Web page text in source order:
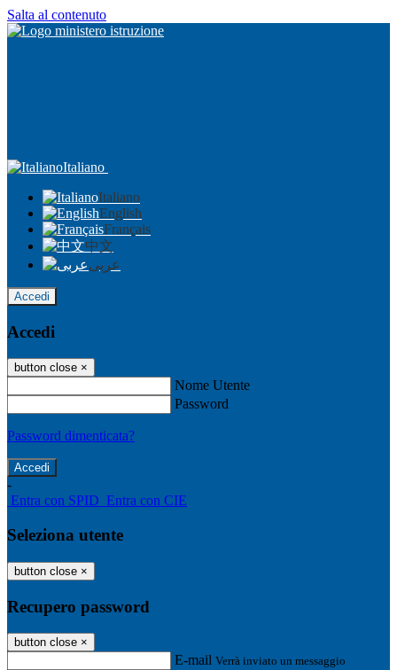
Salta al contenuto
Italiano
Italiano
English
Français
中文
عربى
Accedi
Accedi
button close ×
Nome Utente
Password
Password dimenticata?
-
Entra con SPID Entra con CIE
Seleziona utente
button close ×
Recupero password
button close ×
E-mail Verrà inviato un messaggio